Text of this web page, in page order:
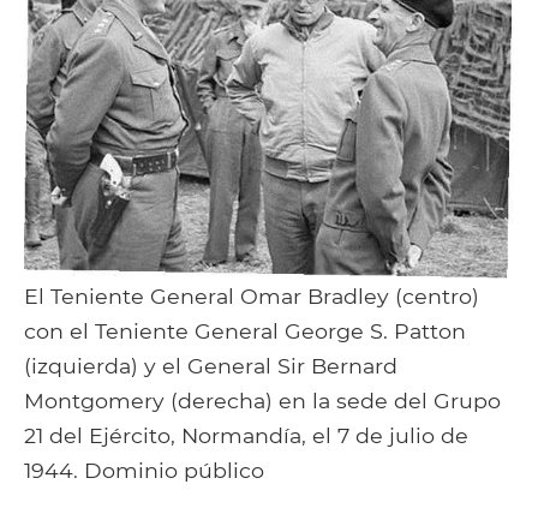
El Teniente General Omar Bradley (centro)
con el Teniente General George S. Patton
(izquierda) y el General Sir Bernard
Montgomery (derecha) en la sede del Grupo
21 del Ejército, Normandía, el 7 de julio de
1944. Dominio público